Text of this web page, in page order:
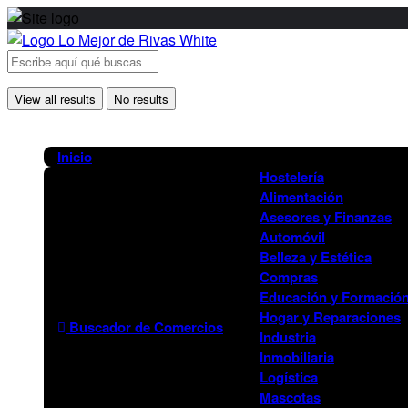
View all results No results
Inicio
Buscador de Comercios
Hostelería
Alimentación
Asesores y Finanzas
Automóvil
Belleza y Estética
Compras
Educación y
Hogar y Reparaciones
Industria
Inmobiliaria
Logística
Mascotas